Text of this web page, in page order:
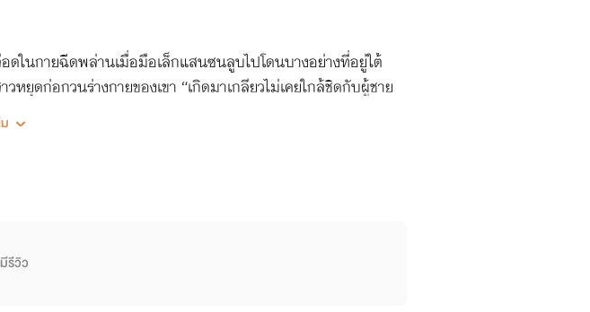
ในกายฉีดพล่านเมื่อมือเล็กแสนซนลูบไปโดนบางอย่างที่อยู่ใต้
หยุดก่อกวนร่างกายของเขา “เกิดมาเกลียวไม่เคยใกล้ชิดกับผู้ชาย
องตัวเองออกมา เริ่มปลดกางเกงของเจ้านายหนุ่ม “เกวิตา นี่
รีวิว